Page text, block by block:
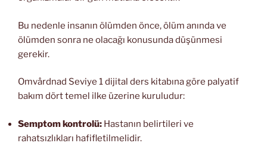
Bu nedenle insanın ölümden önce, ölüm anında ve
ölümden sonra ne olacağı konusunda düşünmesi
gerekir.
Omvårdnad Seviye 1 dijital ders kitabına göre palyatif
bakım dört temel ilke üzerine kuruludur:
Semptom kontrolü: Hastanın belirtileri ve
rahatsızlıkları hafifletilmelidir.